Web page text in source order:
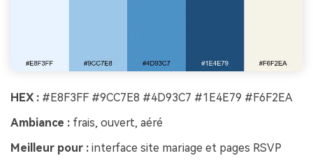
HEX : #E8F3FF #9CC7E8 #4D93C7 #1E4E79 #F6F2EA
Ambiance : frais, ouvert, aéré
Meilleur pour : interface site mariage et pages RSVP